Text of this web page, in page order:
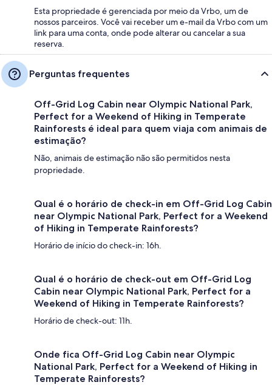
Esta propriedade é gerenciada por meio da Vrbo, um de
nossos parceiros. Você vai receber um e-mail da Vrbo com um
link para uma conta, onde pode alterar ou cancelar a sua
reserva.
Perguntas frequentes
Off-Grid Log Cabin near Olympic National Park,
Perfect for a Weekend of Hiking in Temperate
Rainforests é ideal para quem viaja com animais de
estimação?
Não, animais de estimação não são permitidos nesta
propriedade.
Qual é o horário de check-in em Off-Grid Log Cabin
near Olympic National Park, Perfect for a Weekend
of Hiking in Temperate Rainforests?
Horário de início do check-in: 16h.
Qual é o horário de check-out em Off-Grid Log
Cabin near Olympic National Park, Perfect for a
Weekend of Hiking in Temperate Rainforests?
Horário de check-out: 11h.
Onde fica Off-Grid Log Cabin near Olympic
National Park, Perfect for a Weekend of Hiking in
Temperate Rainforests?